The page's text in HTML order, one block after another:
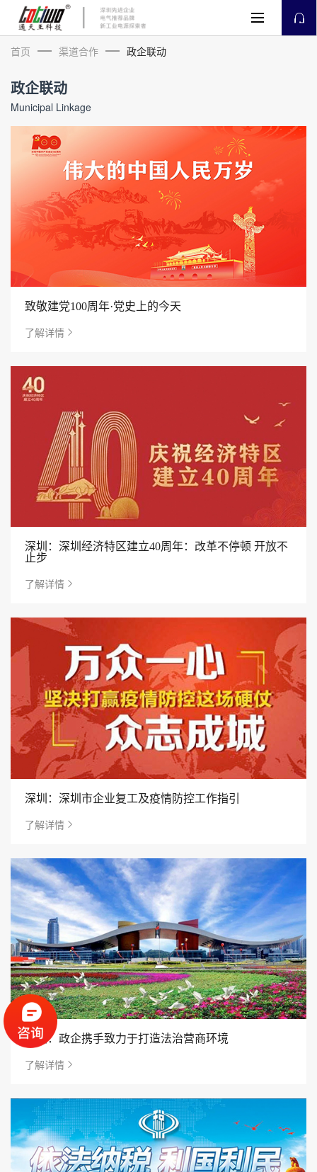
首页 渠道合作 政企联动
政企联动
Municipal Linkage
致敬建党100周年·党史上的今天
了解详情
深圳：深圳经济特区建立40周年：改革不停顿 开放不
止步
了解详情
深圳：深圳市企业复工及疫情防控工作指引
了解详情
深圳：政企携手致力于打造法治营商环境
了解详情